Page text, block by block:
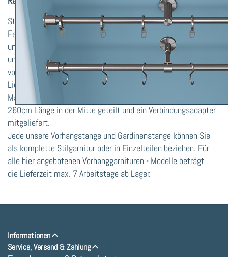
Stilgarnituren aus V2A - Edelstahl mit der Stange Ø 16mm für
Fensterdekoration und Raumausstattung. Vorhanggarnituren
und Gardinenstangen unterscheiden sich an Form der Träger
und deren Funktion, Anzahl der Läufe (Stangen), Verwendung
von Ringen oder Stahlhaken, an Endstück - Formen.
Lieferbare Längen von 100cm je. 20cm bis 600cm, oder nach
Maß. Beim Standardversand wird das Edelstahl-Rohr ab
260cm Länge in der Mitte geteilt und ein Verbindungsadapter
mitgeliefert.
Jede unsere Vorhangstange und Gardinenstange können Sie
als komplette Stilgarnitur oder in Einzelteilen beziehen. Für
alle hier angebotenen Vorhanggarnituren - Modelle beträgt
die Lieferzeit max. 7 Arbeitstage ab Lager.
Informationen
Service, Versand & Zahlung